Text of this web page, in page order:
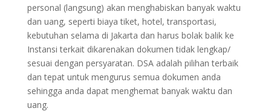
personal (langsung) akan menghabiskan banyak waktu
dan uang, seperti biaya tiket, hotel, transportasi,
kebutuhan selama di Jakarta dan harus bolak balik ke
Instansi terkait dikarenakan dokumen tidak lengkap/
sesuai dengan persyaratan. DSA adalah pilihan terbaik
dan tepat untuk mengurus semua dokumen anda
sehingga anda dapat menghemat banyak waktu dan
uang.